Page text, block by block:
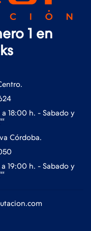
1 en
18:00 h. - Sabado y
Córdoba.
19:00 h. - Sabado y